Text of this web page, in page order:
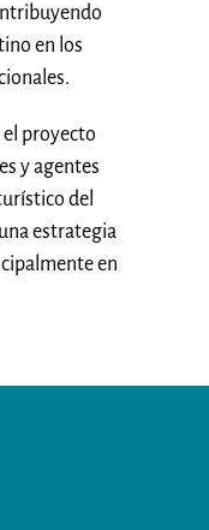
en los
el proyecto
y agentes
del
estrategia
en